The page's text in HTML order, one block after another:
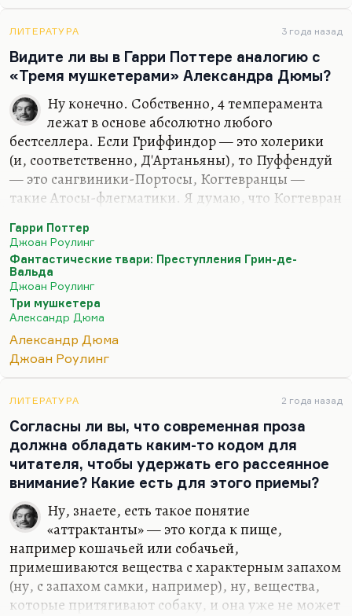
потом, знаете, «Черный тюльпан» хороший
«Двадцать лет спустя» лучше, чем «Три
мушкетера». Он и интереснее, динамичнее, да и
фигуры…
ЛИТЕРАТУРА 3 года назад
Видите ли вы в Гарри Поттере аналогию с
«Тремя мушкетерами» Александра Дюмы?
Ну конечно. Собственно, 4 темперамента
лежат в основе абсолютно любого
бестселлера. Если Гриффиндор — это холерики
(и, соответственно, Д'Артаньяны), то Пуффендуй
— это сангвиники-Портосы, Когтевранцы —
такие Атосы-флегматики. Я думаю, что Когтевран
«Фантастических тварях». Ну и Слизерин —
конечно, Арамис-меланхолик. Я меланхоликов
вообще недолюбливаю. Арамисность, хитрость,
карьеризм, такая определенная «мягкая сила» —
это всё слизеринские черты.
Конечно, это 4 темперамента, и тут нет никаких
принципиальных новизн. Идея 4-х
системообразующей для бестселлера. Там можно
Гарри Поттер
Джоан Роулинг
Фантастические твари: Преступления Грин-де-
Вальда
Джоан Роулинг
Три мушкетера
Александр Дюма
Александр Дюма
Джоан Роулинг
ЛИТЕРАТУРА 2 года назад
Согласны ли вы, что современная проза
должна обладать каким-то кодом для
читателя, чтобы удержать его рассеянное
внимание? Какие есть для этого приемы?
Ну, знаете, есть такое понятие
«аттрактанты» — это когда к пище,
например кошачьей или собачьей,
примешиваются вещества с характерным запахом
(ну, с запахом самки, например), ну, вещества,
которые притягивают собаку, и она уже не может